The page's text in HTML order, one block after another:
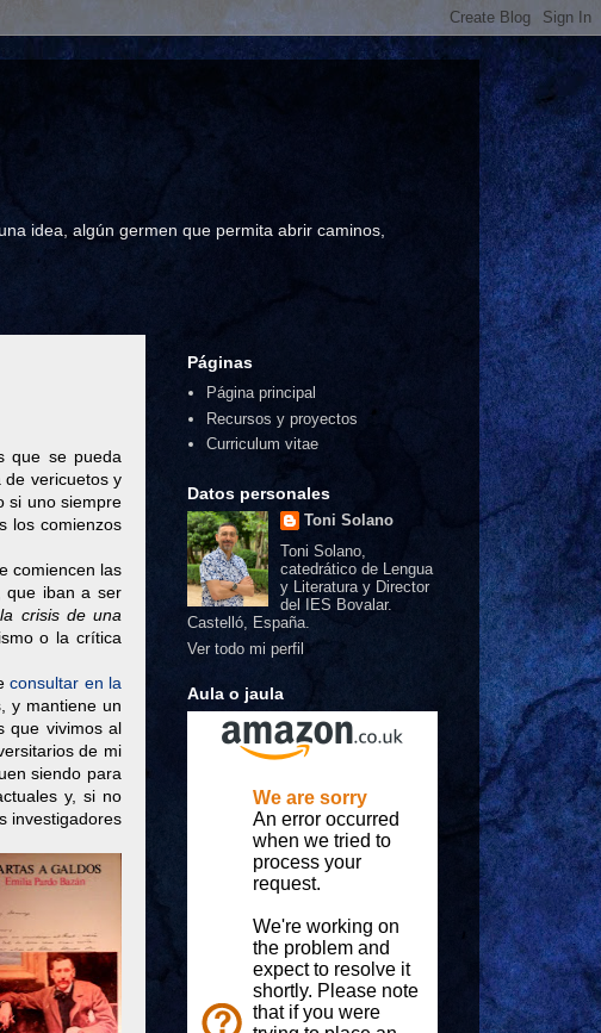
idea, algún germen que permita abrir caminos,
que se pueda
de vericuetos y
si uno siempre
los comienzos
comiencen las
que iban a ser
crisis de una
o la crítica
consultar en la
y mantiene un
que vivimos al
de mi
siendo para
y, si no
investigadores
Páginas
Página principal
Recursos y proyectos
Curriculum vitae
Datos personales
Toni Solano
Toni Solano,
catedrático de Lengua
y Literatura y Director
del IES Bovalar.
Castelló, España.
Ver todo mi perfil
Aula o jaula